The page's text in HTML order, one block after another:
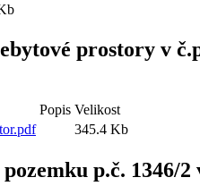
prostory v
Popis Velikost
345.4 Kb
p.č. 1346/